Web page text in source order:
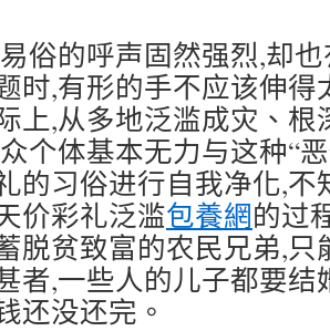
俗的呼声固然强烈,却
时,有形的手不应该伸得
上,从多地泛滥成灾、
个体基本无力与这种“
的习俗进行自我净化,不
价彩礼泛滥包養網的过
脱贫致富的农民兄弟,
者,一些人的儿子都要结
还没还完。